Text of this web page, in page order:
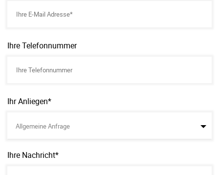
Ihre Telefonnummer
Ihr Anliegen*
Allgemeine Anfrage
Ihre Nachricht*